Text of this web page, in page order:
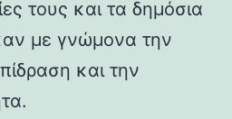
τους και τα δημόσια
με γνώμονα την
και την